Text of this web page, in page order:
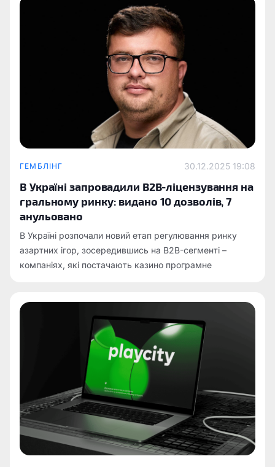
ГЕМБЛІНГ 30.12.2025 19:08
В Україні запровадили B2B-ліцензування на
гральному ринку: видано 10 дозволів, 7
анульовано
В Україні розпочали новий етап регулювання ринку
азартних ігор, зосередившись на B2B-сегменті –
компаніях, які постачають казино програмне